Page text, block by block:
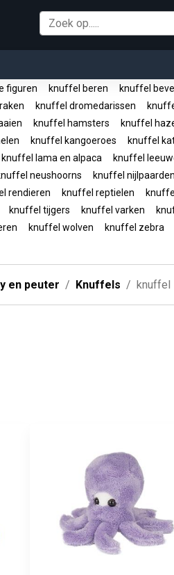
figuren knuffel beren knuffel
knuffel dromedarissen
knuffel hamsters knuffel
knuffel kangoeroes knuffel
knuffel lama en alpaca knuffel
neushoorns knuffel nijlpaarden
rendieren knuffel reptielen
knuffel tijgers knuffel varken
knuffel wolven knuffel zebra
en peuter Knuffels knuffel